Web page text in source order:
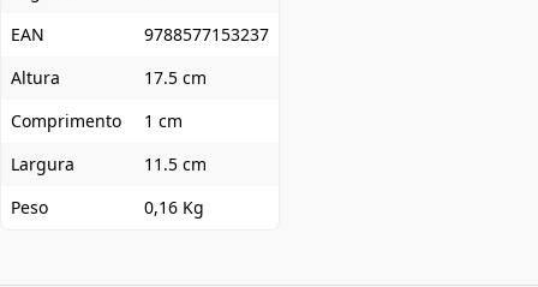
EAN
9788577153237
Altura
17.5 cm
Comprimento
1 cm
Largura
11.5 cm
Peso
0,16 Kg